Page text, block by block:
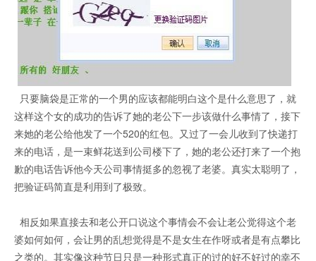
只要脑袋是正常的一个男的应该都能明白这个是什么意思了，就
这样这个女的成功的告诉了她的老公下一步该做什么事情了，接下
来她的老公给他发了一个520的红包。又过了一会儿收到了快递打
来的电话，是一束鲜花送到公司楼下了，她的老公还打来了一个抱
歉的电话告诉他今天公司事情挺多的忽视了老婆。真实太聪明了，
把验证码简直是利用到了极致。
相反如果直接去和老公开口说这个事情会不会让老公觉得这个老
婆如何如何，会让男的乱想觉得是不是女生在作呀或者是有点攀比
之类的。其实像这种节日只是一种形式真正的过的好不好过的幸不